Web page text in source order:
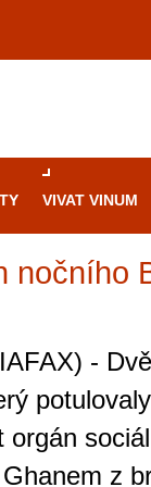
VIVAT VINUM
nočního
-
orgán
z
Od
je
si